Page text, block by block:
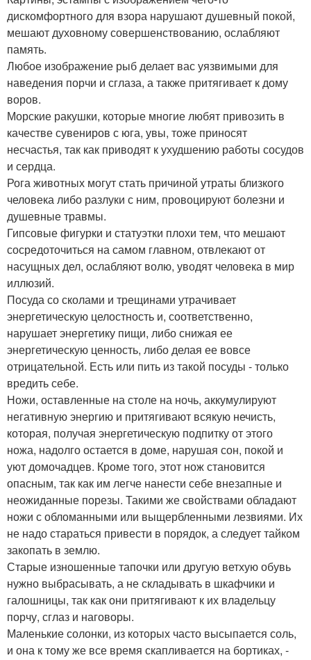
дискомфортного для взора нарушают душевный покой,
мешают духовному совершенствованию, ослабляют
память.
Любое изображение рыб делает вас уязвимыми для
наведения порчи и сглаза, а также притягивает к дому
воров.
Морские ракушки, которые многие любят привозить в
качестве сувениров с юга, увы, тоже приносят
несчастья, так как приводят к ухудшению работы сосудов
и сердца.
Рога животных могут стать причиной утраты близкого
человека либо разлуки с ним, провоцируют болезни и
душевные травмы.
Гипсовые фигурки и статуэтки плохи тем, что мешают
сосредоточиться на самом главном, отвлекают от
насущных дел, ослабляют волю, уводят человека в мир
иллюзий.
Посуда со сколами и трещинами утрачивает
энергетическую целостность и, соответственно,
нарушает энергетику пищи, либо снижая ее
энергетическую ценность, либо делая ее вовсе
отрицательной. Есть или пить из такой посуды - только
вредить себе.
Ножи, оставленные на столе на ночь, аккумулируют
негативную энергию и притягивают всякую нечисть,
которая, получая энергетическую подпитку от этого
ножа, надолго остается в доме, нарушая сон, покой и
уют домочадцев. Кроме того, этот нож становится
опасным, так как им легче нанести себе внезапные и
неожиданные порезы. Такими же свойствами обладают
ножи с обломанными или выщербленными лезвиями. Их
не надо стараться привести в порядок, а следует тайком
закопать в землю.
Старые изношенные тапочки или другую ветхую обувь
нужно выбрасывать, а не складывать в шкафчики и
галошницы, так как они притягивают к их владельцу
порчу, сглаз и наговоры.
Маленькие солонки, из которых часто высыпается соль,
и она к тому же все время скапливается на бортиках, -